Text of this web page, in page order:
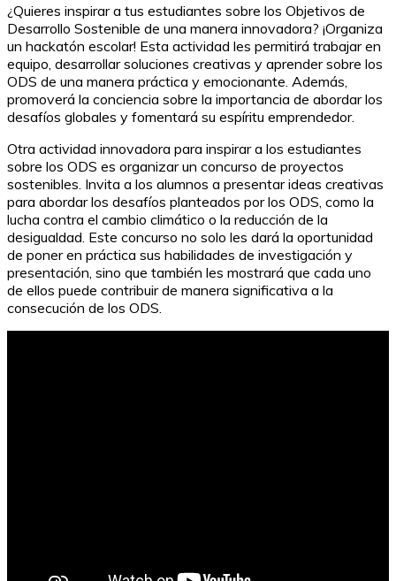
¿Quieres inspirar a tus estudiantes sobre los Objetivos de
Desarrollo Sostenible de una manera innovadora? ¡Organiza
un hackatón escolar! Esta actividad les permitirá trabajar en
equipo, desarrollar soluciones creativas y aprender sobre los
ODS de una manera práctica y emocionante. Además,
promoverá la conciencia sobre la importancia de abordar los
desafíos globales y fomentará su espíritu emprendedor.
Otra actividad innovadora para inspirar a los estudiantes
sobre los ODS es organizar un concurso de proyectos
sostenibles. Invita a los alumnos a presentar ideas creativas
para abordar los desafíos planteados por los ODS, como la
lucha contra el cambio climático o la reducción de la
desigualdad. Este concurso no solo les dará la oportunidad
de poner en práctica sus habilidades de investigación y
presentación, sino que también les mostrará que cada uno
de ellos puede contribuir de manera significativa a la
consecución de los ODS.